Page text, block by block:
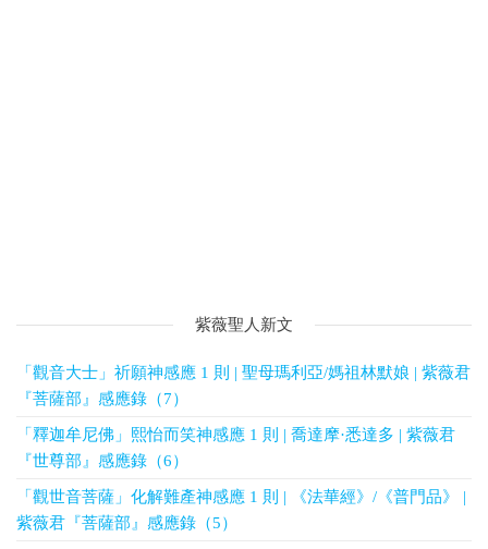
紫薇聖人新文
「觀音大士」祈願神感應 1 則 | 聖母瑪利亞/媽祖林默娘 | 紫薇君
『菩薩部』感應錄（7）
「釋迦牟尼佛」熙怡而笑神感應 1 則 | 喬達摩·悉達多 | 紫薇君
『世尊部』感應錄（6）
「觀世音菩薩」化解難產神感應 1 則 | 《法華經》/《普門品》 |
紫薇君『菩薩部』感應錄（5）